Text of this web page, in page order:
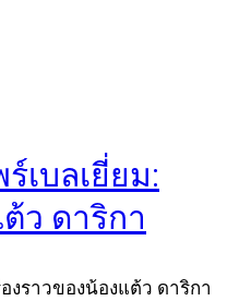
เบลเยี่ยม:
ว ดาริกา
งราวของน้องแต้ว ดาริกา